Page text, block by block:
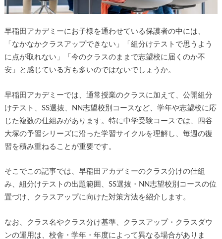
▶
早稲田アカデミーにお子様を通わせている保護者の中には、
「なかなかクラスアップできない」「組分けテストで思うよう
に点が取れない」「今のクラスのままで志望校に届くのか不
安」と感じている方も多いのではないでしょうか。
早稲田アカデミーでは、通常授業のクラスに加えて、公開組分
けテスト、SS選抜、NN志望校別コースなど、学年や志望校に応
じた複数の仕組みがあります。特に中学受験コースでは、四谷
大塚の予習シリーズに沿った学習サイクルを理解し、毎週の復
習を積み重ねることが重要です。
そこでこの記事では、早稲田アカデミーのクラス分けの仕組
み、組分けテストの出題範囲、SS選抜・NN志望校別コースの位
置づけ、クラスアップに向けた対策方法を紹介します。
なお、クラス名やクラス分け基準、クラスアップ・クラスダウ
ンの運用は、校舎・学年・年度によって異なる場合がありま